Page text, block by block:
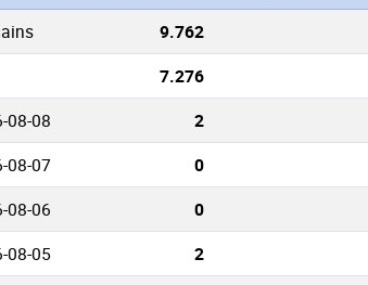
9.762
7.276
08-08 2
08-07 0
08-06 0
08-05 2